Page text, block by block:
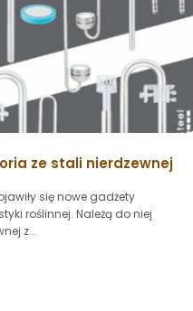
ze stali nierdzewnej
się nowe gadżety
roślinnej. Należą do niej
z...